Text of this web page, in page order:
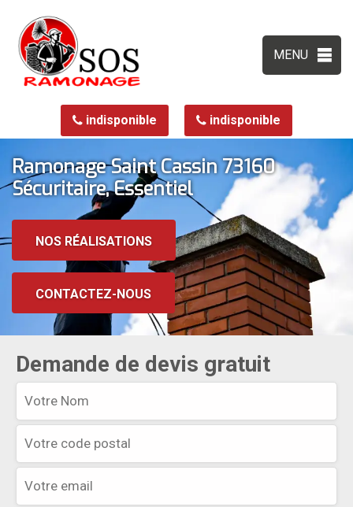
MENU
indisponible indisponible
Ramonage Saint Cassin 73160
Sécuritaire, Essentiel
NOS RÉALISATIONS
CONTACTEZ-NOUS
Demande de devis gratuit